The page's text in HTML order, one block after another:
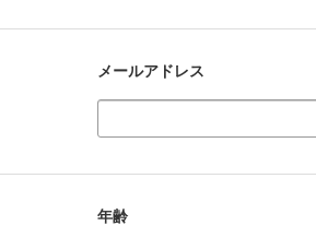
メールアドレス
年齢